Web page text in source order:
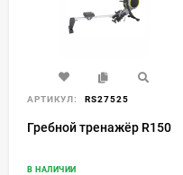
АРТИКУЛ: RS27525
Гребной тренажёр R150
В НАЛИЧИИ